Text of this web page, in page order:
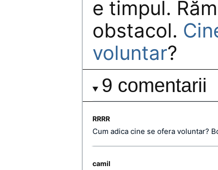
e timpul.
obstacol.
voluntar?
9 comentarii
RRRR
Cum adica cine se ofera voluntar?
camil